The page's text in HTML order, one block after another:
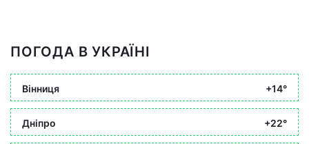
ПОГОДА В УКРАЇНІ
Вінниця +14°
Дніпро +22°